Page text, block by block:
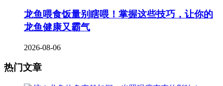
龙鱼喂食饭量别瞎喂！掌握这些技巧，让你的
龙鱼健康又霸气
2026-08-06
热门文章